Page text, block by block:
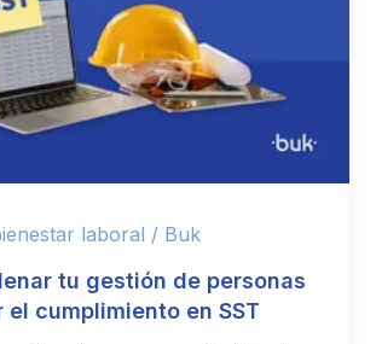
laboral / Buk
tu gestión de personas
cumplimiento en SST